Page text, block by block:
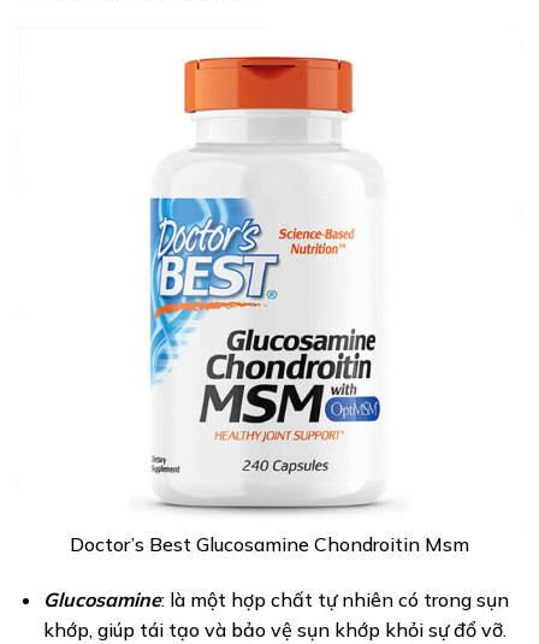
Doctor’s Best Glucosamine Chondroitin Msm
Glucosamine: là một hợp chất tự nhiên có trong sụn
khớp, giúp tái tạo và bảo vệ sụn khớp khỏi sự đổ vỡ.